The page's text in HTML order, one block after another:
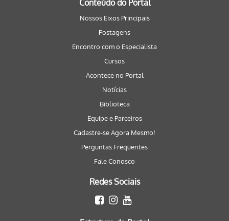
Conteúdo do Portal
Nossos Eixos Principais
Postagens
Encontro com o Especialista
Cursos
Acontece no Portal
Notícias
Biblioteca
Equipe e Parceiros
Cadastre-se Agora Mesmo!
Perguntas Frequentes
Fale Conosco
Redes Sociais